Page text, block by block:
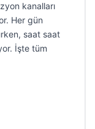
kanalları
Her gün
saat saat
İşte tüm